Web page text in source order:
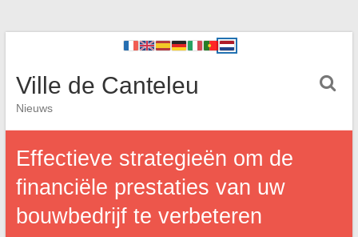
Ville de Canteleu
Nieuws
Effectieve strategieën om de
financiële prestaties van uw
bouwbedrijf te verbeteren